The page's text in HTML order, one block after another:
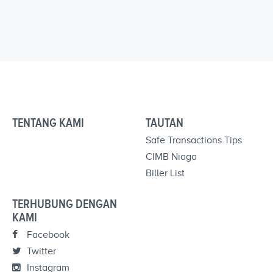
TENTANG KAMI TAUTAN
Safe Transactions Tips
CIMB Niaga
Biller List
TERHUBUNG DENGAN
KAMI
Facebook
Twitter
Instagram